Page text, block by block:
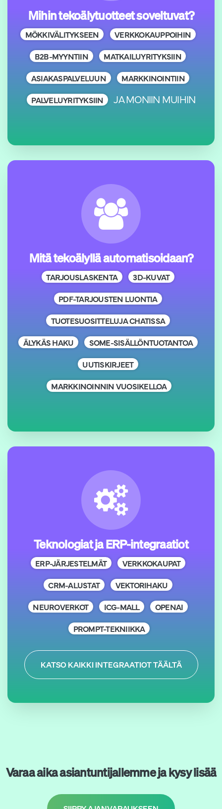
Mihin tekoälytuotteet soveltuvat?
MÖKKIVÄLITYKSEEN
VERKKOKAUPPOIHIN
B2B-MYYNTIIN
MATKAILUYRITYKSIIN
ASIAKASPALVELUUN
MARKKINOINTIIN
PALVELUYRITYKSIIN
JA MONIIN MUIHIN
Mitä tekoälyllä automatisoidaan?
TARJOUSLASKENTA
3D-KUVAT
PDF-TARJOUSTEN LUONTIA
TUOTESUOSITTELUJA CHATISSA
ÄLYKÄS HAKU
SOME-SISÄLLÖNTUOTANTOA
UUTISKIRJEET
MARKKINOINNIN VUOSIKELLOA
Teknologiat ja ERP-integraatiot
ERP-JÄRJESTELMÄT
VERKKOKAUPAT
CRM-ALUSTAT
VEKTORIHAKU
NEUROVERKOT
ICG-MALL
OPENAI
PROMPT-TEKNIIKKA
KATSO KAIKKI INTEGRAATIOT TÄÄLTÄ
Varaa aika asiantuntijallemme ja kysy lisää